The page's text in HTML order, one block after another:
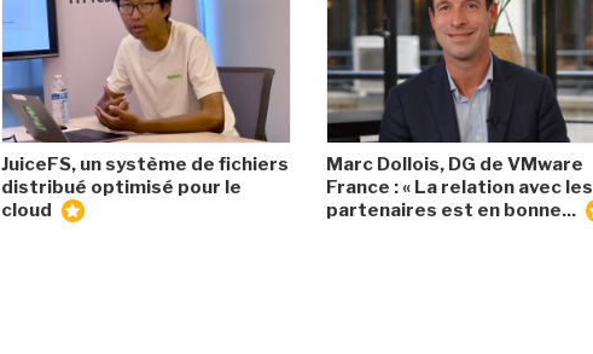
JuiceFS, un système de fichiers
distribué optimisé pour le
cloud
Marc Dollois, DG de VMware
France : « La relation avec les
partenaires est en bonne...